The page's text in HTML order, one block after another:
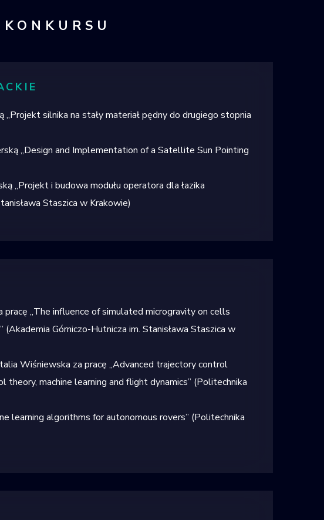
„Projekt silnika na stały materiał pędny do drugiego stopnia
„Design and Implementation of a Satellite Sun Pointing
„Projekt i budowa modułu operatora dla łazika
Staszica w Krakowie)
pracę „The influence of simulated microgravity on cells
” (Akademia Górniczo-Hutnicza im. Stanisława Staszica w
Wiśniewska za pracę „Advanced trajectorycontrol
theory, machine learning and flightdynamics” (Politechnika
learning algorithms for autonomous rovers” (Politechnika